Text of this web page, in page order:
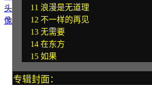
11 浪漫是无道理
12 不一样的再见
13 无需要
14 在东方
15 如果
专辑封面：